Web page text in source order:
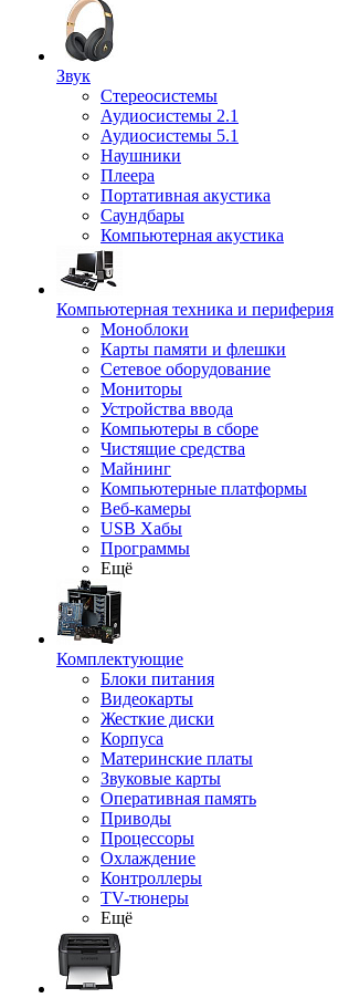
Звук
Стереосистемы
Аудиосистемы 2.1
Аудиосистемы 5.1
Наушники
Плеера
Портативная акустика
Саундбары
Компьютерная акустика
Компьютерная техника и периферия
Моноблоки
Карты памяти и флешки
Сетевое оборудование
Мониторы
Устройства ввода
Компьютеры в сборе
Чистящие средства
Майнинг
Компьютерные платформы
Веб-камеры
USB Хабы
Программы
Ещё
Комплектующие
Блоки питания
Видеокарты
Жесткие диски
Корпуса
Материнские платы
Звуковые карты
Оперативная память
Приводы
Процессоры
Охлаждение
Контроллеры
TV-тюнеры
Ещё